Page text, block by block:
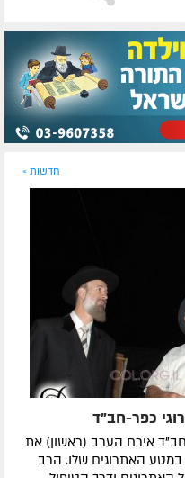
חדשות »
כפר-חב"ד
חב"ד אירח הערב (ראשון) את
האתרוגים שלו. הרב